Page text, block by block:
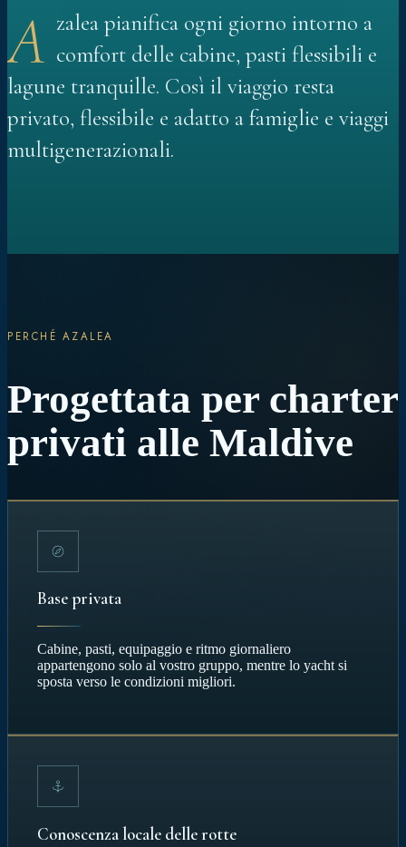
A zalea pianifica ogni giorno intorno a
comfort delle cabine, pasti flessibili e
lagune tranquille. Così il viaggio resta
privato, flessibile e adatto a famiglie e viaggi
multigenerazionali.
PERCHÉ AZALEA
Progettata per charter
privati alle Maldive
Base privata
Cabine, pasti, equipaggio e ritmo giornaliero
appartengono solo al vostro gruppo, mentre lo yacht si
sposta verso le condizioni migliori.
Conoscenza locale delle rotte